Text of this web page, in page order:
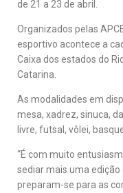
de 21 a 23 de abril.
Organizados pelas
esportivo acontece a
Caixa dos estados do
Catarina.
As modalidades em
mesa, xadrez, sinuca,
livre, futsal, vôlei,
“É com muito
sediar mais uma edição
preparam-se para as